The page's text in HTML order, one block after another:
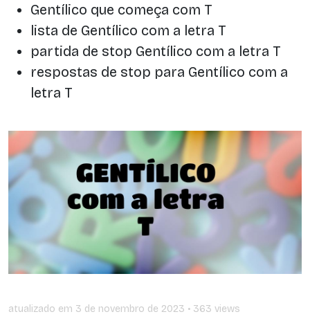
Gentílico que começa com T
lista de Gentílico com a letra T
partida de stop Gentílico com a letra T
respostas de stop para Gentílico com a
letra T
atualizado em 3 de novembro de 2023 • 363 views